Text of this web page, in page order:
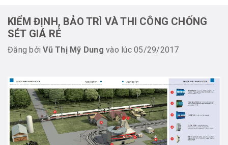
KIỂM ĐỊNH, BẢO TRÌ VÀ THI CÔNG CHỐNG
SÉT GIÁ RẺ
Đăng bởiVũ Thị Mỹ Dung vào lúc 05/29/2017